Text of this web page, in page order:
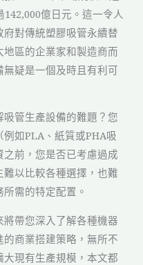
億日元。這一令人
對傳統塑膠吸管永續替
區的企業家和製造商而
疑是一個及時且有利可
管生產設備的難題？您
如PLA、紙質或PHA吸
前，您是否已考慮過成
以比較各種選擇，也難
需的特定配置。
帶您深入了解各種機器
商業搭建策略，無所不
現有生產規模，本文都